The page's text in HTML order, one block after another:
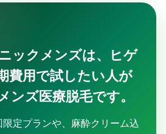
ックメンズは、ヒゲ
費用で試したい人が
ンズ医療脱毛です。
限定プランや、麻酔クリーム込